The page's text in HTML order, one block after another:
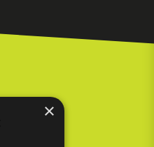
×